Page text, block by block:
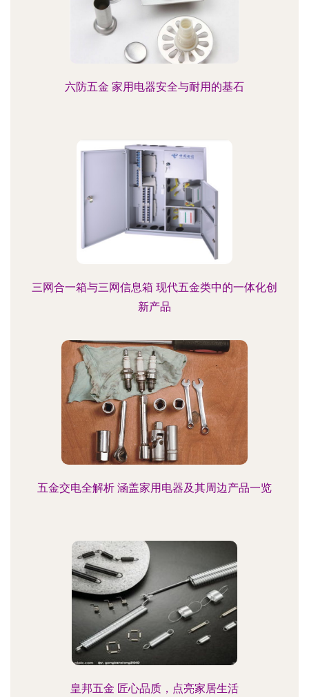
六防五金 家用电器安全与耐用的基石
三网合一箱与三网信息箱 现代五金类中的一体化创
新产品
五金交电全解析 涵盖家用电器及其周边产品一览
皇邦五金 匠心品质，点亮家居生活